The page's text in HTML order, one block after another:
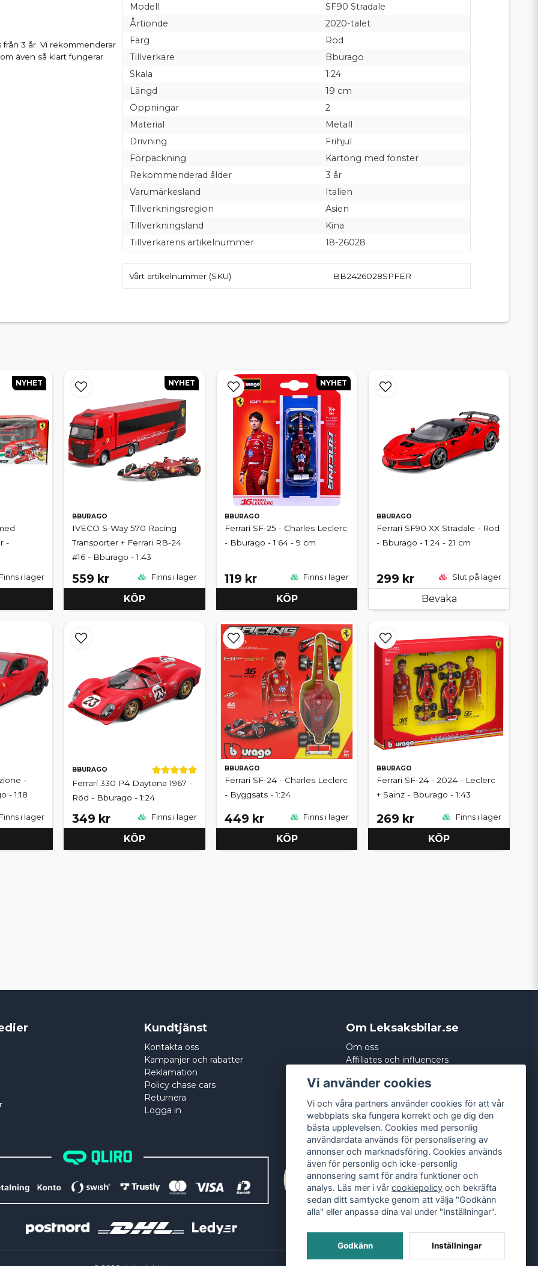
3 år. Vi rekommenderar
även så klart fungerar
Modell
SF90 Stradale
Årtionde
2020-talet
Färg
Röd
Tillverkare
Bburago
Skala
1:24
Längd
19 cm
Öppningar
2
Material
Metall
Drivning
Frihjul
Förpackning
Kartong med fönster
Rekommenderad ålder
3 år
Varumärkesland
Italien
Tillverkningsregion
Asien
Tillverkningsland
Kina
Tillverkarens artikelnummer
18-26028
Vårt artikelnummer (SKU) BB2426028SPFER
-
i lager
NYHET
BBURAGO
IVECO S-Way 570 Racing
Transporter + Ferrari RB-24
#16 - Bburago - 1:43
559 kr Finns i lager
KÖP
NYHET
BBURAGO
Ferrari SF-25 - Charles Leclerc
- Bburago - 1:64 - 9 cm
119 kr Finns i lager
KÖP
NYHET
BBURAGO
Ferrari SF90 XX Stradale - Röd
- Bburago - 1:24 - 21 cm
299 kr Slut på lager
Bevaka
-
- 1:18
i lager
BBURAGO
Ferrari 330 P4 Daytona 1967 -
Röd - Bburago - 1:24
349 kr Finns i lager
KÖP
BBURAGO
Ferrari SF-24 - Charles Leclerc
- Byggsats - 1:24
449 kr Finns i lager
KÖP
BBURAGO
Ferrari SF-24 - 2024 - Leclerc
+ Sainz - Bburago - 1:43
269 kr Finns i lager
KÖP
Kundtjänst
Kontakta oss
Kampanjer och rabatter
Reklamation
Policy chase cars
Returnera
Logga in
Om Leksaksbilar.se
Om oss
Affiliates och influencers
Integritetspolicy
Vi använder cookies
Vi och våra partners använder cookies för att vår
webbplats ska fungera korrekt och ge dig den
bästa upplevelsen. Cookies med personlig
användardata används för personalisering av
annonser och marknadsföring. Cookies används
även för personlig och icke-personlig
annonsering samt för andra funktioner och
analys. Läs mer i vårcookiepolicy och bekräfta
sedan ditt samtycke genom att välja "Godkänn
alla" eller anpassa dina val under "Inställningar".
Godkänn Inställningar